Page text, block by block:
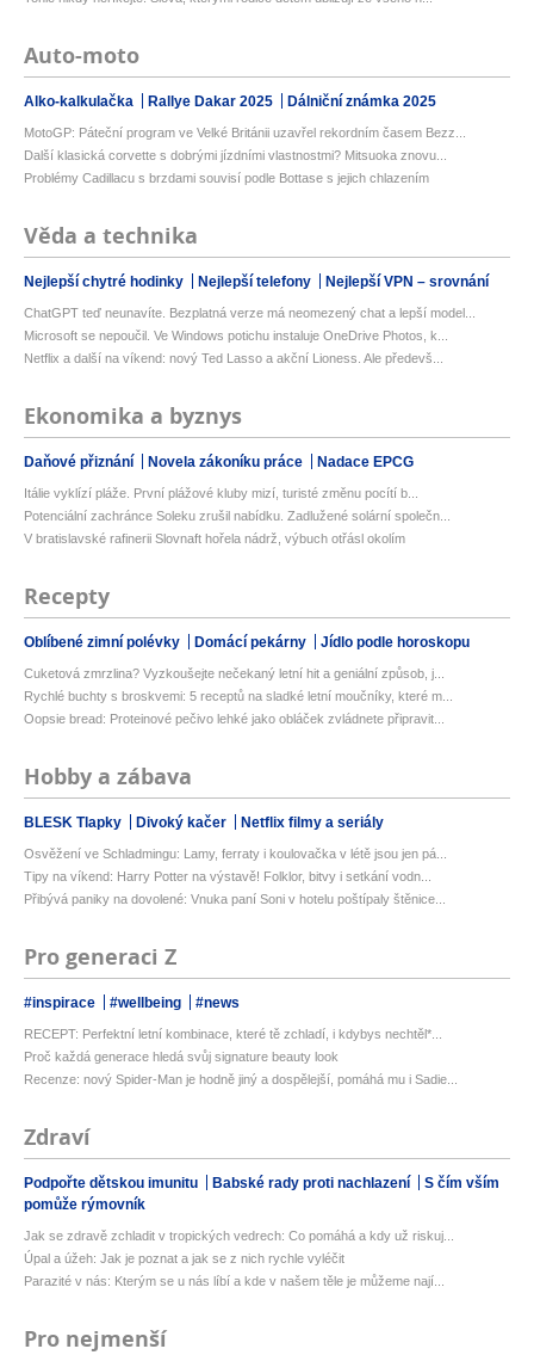
Auto-moto
Alko-kalkulačka Rallye Dakar 2025 Dálniční známka 2025
MotoGP: Páteční program ve Velké Británii uzavřel rekordním časem Bezz...
Další klasická corvette s dobrými jízdními vlastnostmi? Mitsuoka znovu...
Problémy Cadillacu s brzdami souvisí podle Bottase s jejich chlazením
Věda a technika
Nejlepší chytré hodinky Nejlepší telefony Nejlepší VPN – srovnání
ChatGPT teď neunavíte. Bezplatná verze má neomezený chat a lepší model...
Microsoft se nepoučil. Ve Windows potichu instaluje OneDrive Photos, k...
Netflix a další na víkend: nový Ted Lasso a akční Lioness. Ale předevš...
Ekonomika a byznys
Daňové přiznání Novela zákoníku práce Nadace EPCG
Itálie vyklízí pláže. První plážové kluby mizí, turisté změnu pocítí b...
Potenciální zachránce Soleku zrušil nabídku. Zadlužené solární společn...
V bratislavské rafinerii Slovnaft hořela nádrž, výbuch otřásl okolím
Recepty
Oblíbené zimní polévky Domácí pekárny Jídlo podle horoskopu
Cuketová zmrzlina? Vyzkoušejte nečekaný letní hit a geniální způsob, j...
Rychlé buchty s broskvemi: 5 receptů na sladké letní moučníky, které m...
Oopsie bread: Proteinové pečivo lehké jako obláček zvládnete připravit...
Hobby a zábava
BLESK Tlapky Divoký kačer Netflix filmy a seriály
Osvěžení ve Schladmingu: Lamy, ferraty i koulovačka v létě jsou jen pá...
Tipy na víkend: Harry Potter na výstavě! Folklor, bitvy i setkání vodn...
Přibývá paniky na dovolené: Vnuka paní Soni v hotelu poštípaly štěnice...
Pro generaci Z
#inspirace #wellbeing #news
RECEPT: Perfektní letní kombinace, které tě zchladí, i kdybys nechtěl*...
Proč každá generace hledá svůj signature beauty look
Recenze: nový Spider-Man je hodně jiný a dospělejší, pomáhá mu i Sadie...
Zdraví
Podpořte dětskou imunitu Babské rady proti nachlazení
S čím vším
pomůže rýmovník
Jak se zdravě zchladit v tropických vedrech: Co pomáhá a kdy už riskuj...
Úpal a úžeh: Jak je poznat a jak se z nich rychle vyléčit
Parazité v nás: Kterým se u nás líbí a kde v našem těle je můžeme nají...
Pro nejmenší